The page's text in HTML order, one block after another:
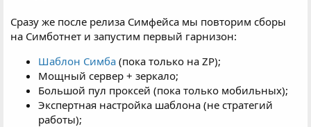
+множественные улучшения эмуляции мыши
Сразу же после релиза Симфейса мы повторим сборы
на Симботнет и запустим первый гарнизон:
Шаблон Симба (пока только на ZP);
Мощный сервер + зеркало;
Большой пул проксей (пока только мобильных);
Экспертная настройка шаблона (не стратегий
работы);